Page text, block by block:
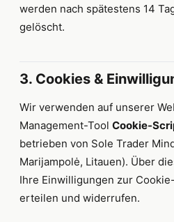
werden nach spätestens 14
gelöscht.
3. Cookies &
Wir verwenden auf unserer
Management-Tool Cookie-
betrieben von Sole Trader
Marijampolė, Litauen). Über
Ihre Einwilligungen zur
erteilen und widerrufen.